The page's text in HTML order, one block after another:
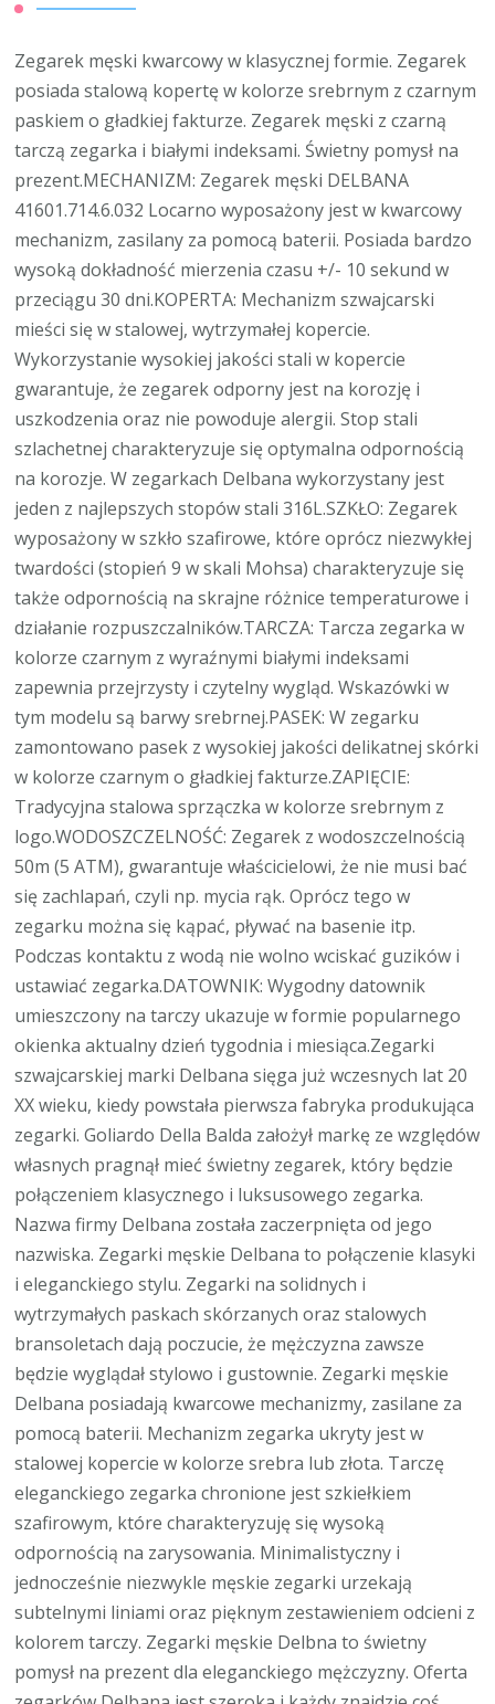
Zegarek męski kwarcowy w klasycznej formie. Zegarek
posiada stalową kopertę w kolorze srebrnym z czarnym
paskiem o gładkiej fakturze. Zegarek męski z czarną
tarczą zegarka i białymi indeksami. Świetny pomysł na
prezent.MECHANIZM: Zegarek męski DELBANA
41601.714.6.032 Locarno wyposażony jest w kwarcowy
mechanizm, zasilany za pomocą baterii. Posiada bardzo
wysoką dokładność mierzenia czasu +/- 10 sekund w
przeciągu 30 dni.KOPERTA: Mechanizm szwajcarski
mieści się w stalowej, wytrzymałej kopercie.
Wykorzystanie wysokiej jakości stali w kopercie
gwarantuje, że zegarek odporny jest na korozję i
uszkodzenia oraz nie powoduje alergii. Stop stali
szlachetnej charakteryzuje się optymalna odpornością
na korozje. W zegarkach Delbana wykorzystany jest
jeden z najlepszych stopów stali 316L.SZKŁO: Zegarek
wyposażony w szkło szafirowe, które oprócz niezwykłej
twardości (stopień 9 w skali Mohsa) charakteryzuje się
także odpornością na skrajne różnice temperaturowe i
działanie rozpuszczalników.TARCZA: Tarcza zegarka w
kolorze czarnym z wyraźnymi białymi indeksami
zapewnia przejrzysty i czytelny wygląd. Wskazówki w
tym modelu są barwy srebrnej.PASEK: W zegarku
zamontowano pasek z wysokiej jakości delikatnej skórki
w kolorze czarnym o gładkiej fakturze.ZAPIĘCIE:
Tradycyjna stalowa sprzączka w kolorze srebrnym z
logo.WODOSZCZELNOŚĆ: Zegarek z wodoszczelnością
50m (5 ATM), gwarantuje właścicielowi, że nie musi bać
się zachlapań, czyli np. mycia rąk. Oprócz tego w
zegarku można się kąpać, pływać na basenie itp.
Podczas kontaktu z wodą nie wolno wciskać guzików i
ustawiać zegarka.DATOWNIK: Wygodny datownik
umieszczony na tarczy ukazuje w formie popularnego
okienka aktualny dzień tygodnia i miesiąca.Zegarki
szwajcarskiej marki Delbana sięga już wczesnych lat 20
XX wieku, kiedy powstała pierwsza fabryka produkująca
zegarki. Goliardo Della Balda założył markę ze względów
własnych pragnął mieć świetny zegarek, który będzie
połączeniem klasycznego i luksusowego zegarka.
Nazwa firmy Delbana została zaczerpnięta od jego
nazwiska. Zegarki męskie Delbana to połączenie klasyki
i eleganckiego stylu. Zegarki na solidnych i
wytrzymałych paskach skórzanych oraz stalowych
bransoletach dają poczucie, że mężczyzna zawsze
będzie wyglądał stylowo i gustownie. Zegarki męskie
Delbana posiadają kwarcowe mechanizmy, zasilane za
pomocą baterii. Mechanizm zegarka ukryty jest w
stalowej kopercie w kolorze srebra lub złota. Tarczę
eleganckiego zegarka chronione jest szkiełkiem
szafirowym, które charakteryzuję się wysoką
odpornością na zarysowania. Minimalistyczny i
jednocześnie niezwykle męskie zegarki urzekają
subtelnymi liniami oraz pięknym zestawieniem odcieni z
kolorem tarczy. Zegarki męskie Delbna to świetny
pomysł na prezent dla eleganckiego mężczyzny. Oferta